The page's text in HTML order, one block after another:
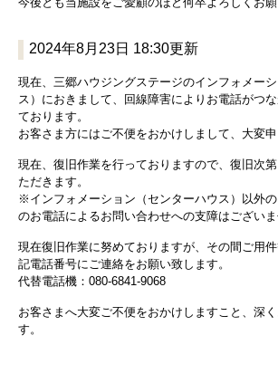
2024年8月23日 18:30更新
現在、三郷ハウジングステージのインフォメー
ス）におきまして、回線障害によりお電話がつ
ております。
お客さま方にはご不便をおかけしまして、大変申
現在、復旧作業を行っておりますので、復旧次
ただきます。
※インフォメーション（センターハウス）以外
のお電話によるお問い合わせへの支障はございま
現在復旧作業に努めておりますが、その間ご用
記電話番号にご連絡をお願い致します。
代替電話機：080-6841-9068
お客さまへ大変ご不便をおかけしますこと、深
す。